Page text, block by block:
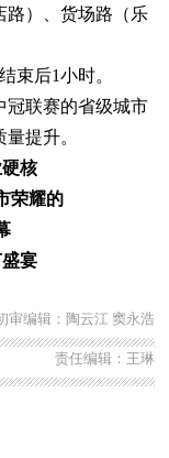
路）、货场路（乐
束后1小时。
联赛的省级城市
提升。
核
荣耀的
宴
审编辑：陶云江 窦永浩
责任编辑：王琳